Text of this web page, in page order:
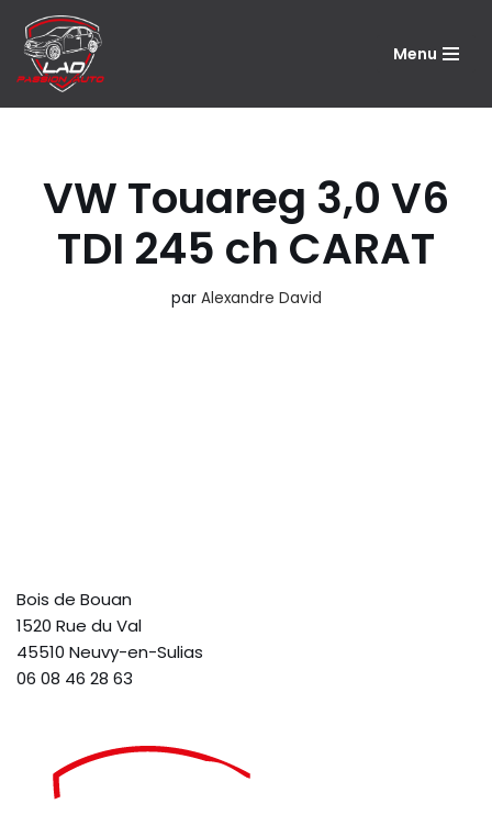
Aller
au
contenu
Menu
VW Touareg 3,0 V6
TDI 245 ch CARAT
par Alexandre David
Bois de Bouan
1520 Rue du Val
45510 Neuvy-en-Sulias
06 08 46 28 63